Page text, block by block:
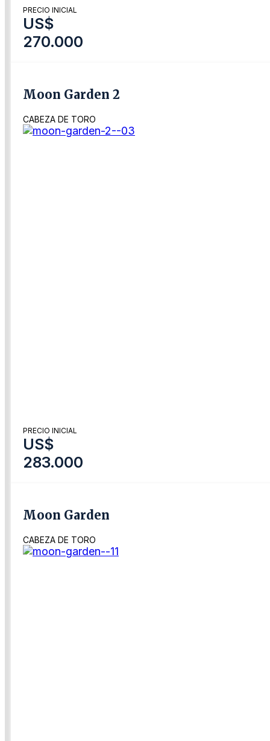
PRECIO INICIAL
US$
270.000
Moon Garden 2
CABEZA DE TORO
PRECIO INICIAL
US$
283.000
Moon Garden
CABEZA DE TORO